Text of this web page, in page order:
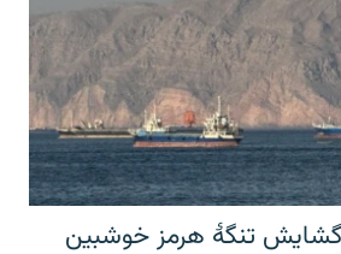
گشایش تنگهٔ هرمز خوشبین